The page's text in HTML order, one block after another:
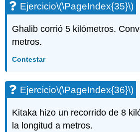
Ejercicio\(\PageIndex{35}\)
Ghalib corrió 5 kilómetros.
metros.
Contestar
Ejercicio\(\PageIndex{36}\)
Kitaka hizo un recorrido de 8
la longitud a metros.